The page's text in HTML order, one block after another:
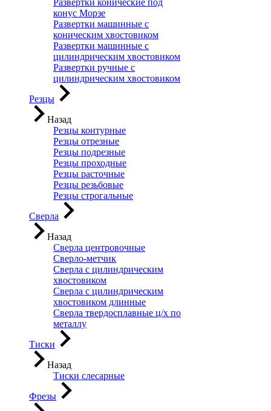
Развертки конические под
конус Морзе
Развертки машинные с
коническим хвостовиком
Развертки машинные с
цилиндрическим хвостовиком
Развертки ручные с
цилиндрическим хвостовиком
Резцы
Назад
Резцы контурные
Резцы отрезные
Резцы подрезные
Резцы проходные
Резцы расточные
Резцы резьбовые
Резцы строгальные
Сверла
Назад
Сверла центровочные
Сверло-метчик
Сверла с цилиндрическим
хвостовиком
Сверла с цилиндрическим
хвостовиком длинные
Сверла твердосплавные ц/х по
металлу
Тиски
Назад
Тиски слесарные
Фрезы